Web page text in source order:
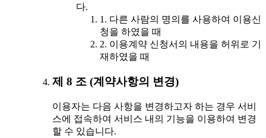
다.
1. 다른 사람의 명의를 사용하여 이용신
청을 하였을 때
2. 이용계약 신청서의 내용을 허위로 기
재하였을 때
제 8 조 (계약사항의 변경)
이용자는 다음 사항을 변경하고자 하는 경우 서비
스에 접속하여 서비스 내의 기능을 이용하여 변경
할 수 있습니다.